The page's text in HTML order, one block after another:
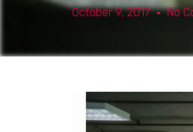
October 9, 2017 No